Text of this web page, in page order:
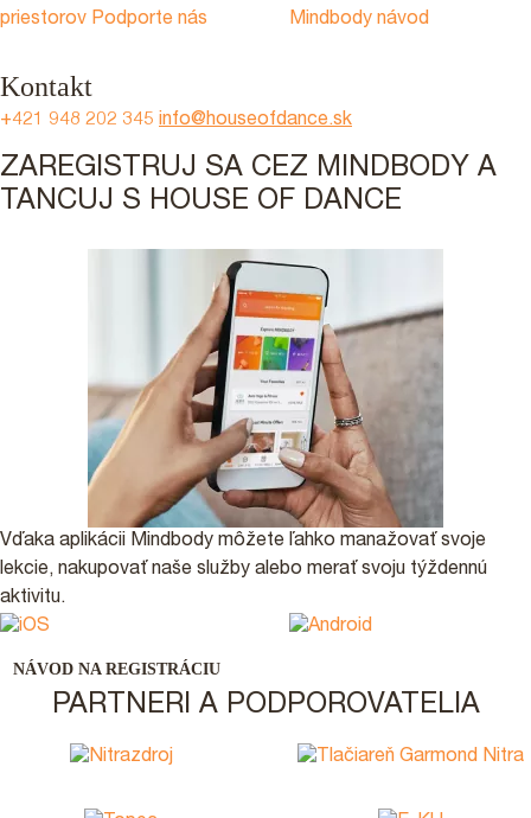
priestorov Podporte nás
Mindbody návod
Kontakt
+421 948 202 345 info@houseofdance.sk
ZAREGISTRUJ SA CEZ MINDBODY A
TANCUJ S HOUSE OF DANCE
Vďaka aplikácii Mindbody môžete ľahko manažovať svoje
lekcie, nakupovať naše služby alebo merať svoju týždennú
aktivitu.
NÁVOD NA REGISTRÁCIU
PARTNERI A PODPOROVATELIA